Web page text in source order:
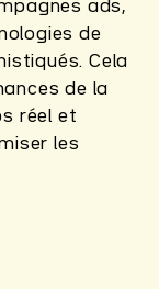
ads,
de
Cela
de la
réel et
les